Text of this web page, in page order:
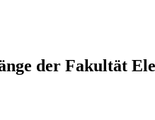
der Fakultät